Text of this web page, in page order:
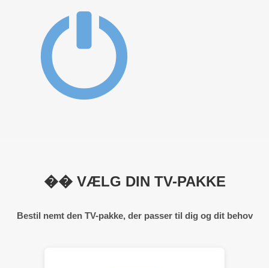
�� VÆLG DIN TV-PAKKE
Bestil nemt den TV-pakke, der passer til dig og dit behov